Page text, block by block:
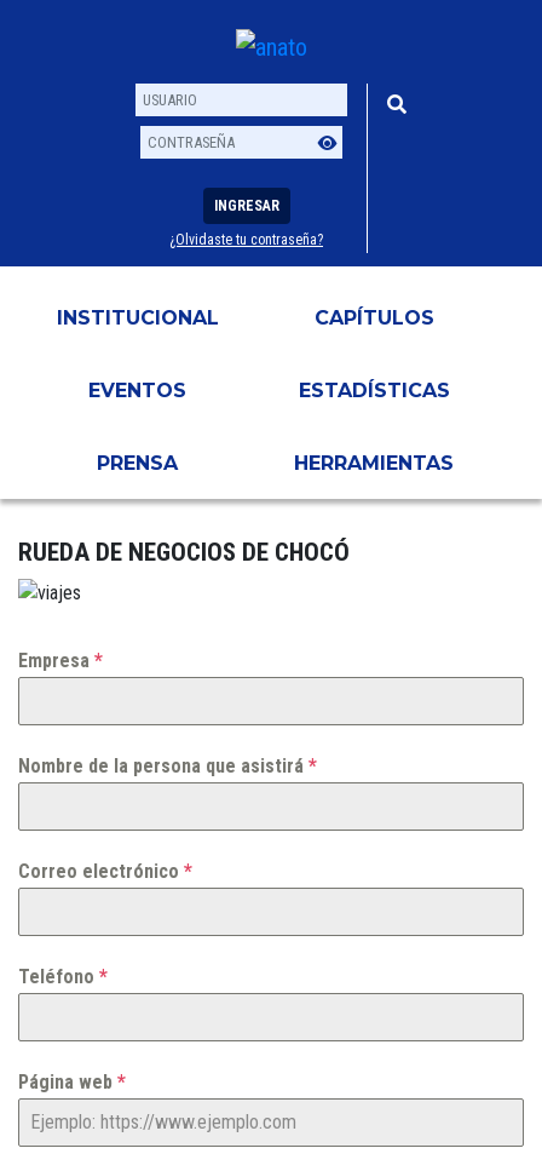
Usuario
Contraseña
INGRESAR
¿Olvidaste tu contraseña?
INSTITUCIONAL CAPÍTULOS
EVENTOS ESTADÍSTICAS
PRENSA HERRAMIENTAS
RUEDA DE NEGOCIOS DE CHOCÓ
Empresa *
Nombre de la persona que asistirá *
Correo electrónico *
Teléfono *
Página web *